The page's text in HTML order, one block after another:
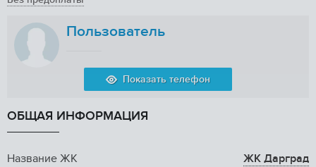
Пользователь
Показать телефон
ОБЩАЯ ИНФОРМАЦИЯ
Название ЖК ЖК Дарград